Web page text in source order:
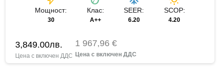
Мощност:
30
Клас:
A++
SEER:
6.20
SCOP:
4.20
3,849.00лв. 1 967,96 €